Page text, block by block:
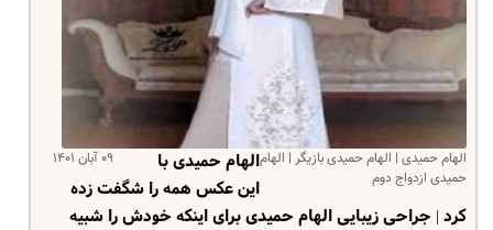
الهام حمیدی | الهام حمیدی بازیگر | الهام
حمیدی ازدواج دوم
۰۹ آبان ۱۴۰۱
الهام حمیدی با
این عکس همه را شگفت زده
کرد | جراحی زیبایی الهام حمیدی برای اینکه خودش را شبیه